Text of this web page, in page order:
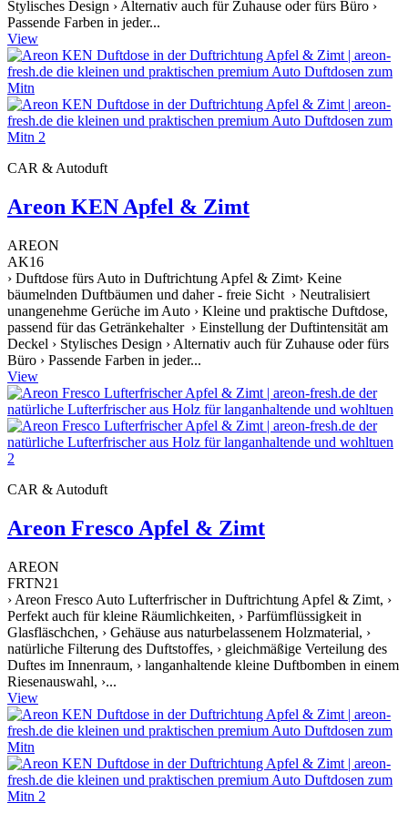
Stylisches Design › Alternativ auch für Zuhause oder fürs Büro ›
Passende Farben in jeder...
View
CAR & Autoduft
Areon KEN Apfel & Zimt
AREON
AK16
› Duftdose fürs Auto in Duftrichtung Apfel & Zimt› Keine
bäumelnden Duftbäumen und daher - freie Sicht › Neutralisiert
unangenehme Gerüche im Auto › Kleine und praktische Duftdose,
passend für das Getränkehalter › Einstellung der Duftintensität am
Deckel › Stylisches Design › Alternativ auch für Zuhause oder fürs
Büro › Passende Farben in jeder...
View
CAR & Autoduft
Areon Fresco Apfel & Zimt
AREON
FRTN21
› Areon Fresco Auto Lufterfrischer in Duftrichtung Apfel & Zimt, ›
Perfekt auch für kleine Räumlichkeiten, › Parfümflüssigkeit in
Glasfläschchen, › Gehäuse aus naturbelassenem Holzmaterial, ›
natürliche Filterung des Duftstoffes, › gleichmäßige Verteilung des
Duftes im Innenraum, › langanhaltende kleine Duftbomben in einem
Riesenauswahl, ›...
View